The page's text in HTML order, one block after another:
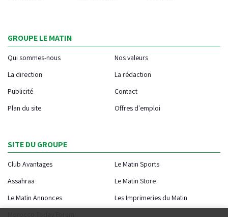
GROUPE LE MATIN
Qui sommes-nous
Nos valeurs
La direction
La rédaction
Publicité
Contact
Plan du site
Offres d'emploi
SITE DU GROUPE
Club Avantages
Le Matin Sports
Assahraa
Le Matin Store
Le Matin Annonces
Les Imprimeries du Matin